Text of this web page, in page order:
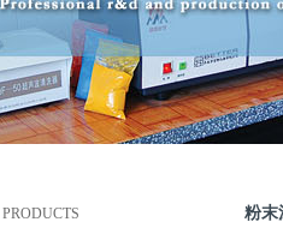
PRODUCTS 粉末